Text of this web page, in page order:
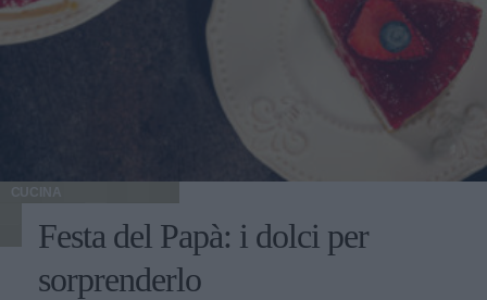
CUCINA
Festa del Papà: i dolci per
sorprenderlo